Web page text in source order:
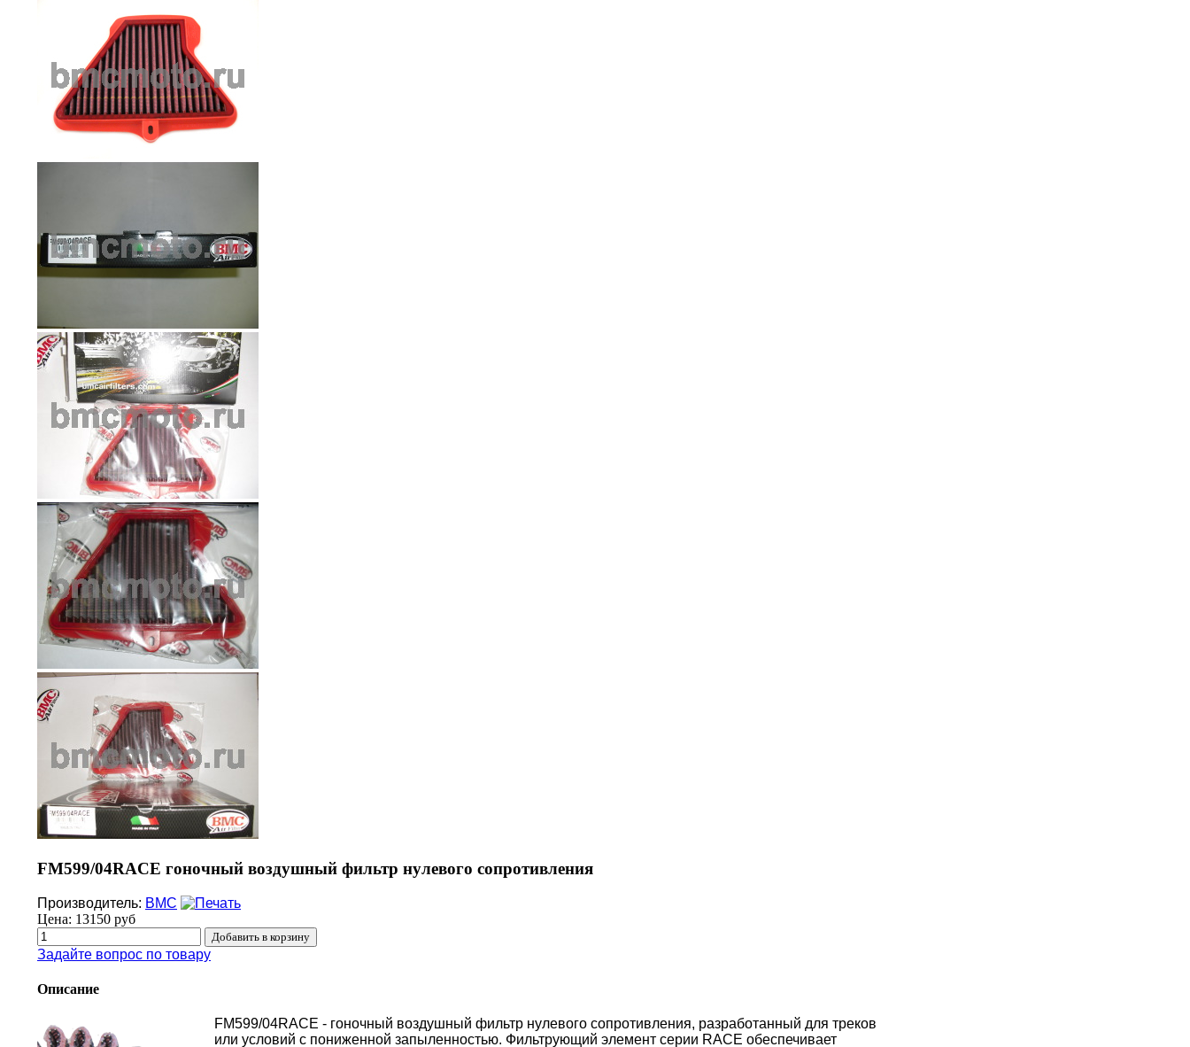
FM599/04RACE гоночный воздушный фильтр нулевого сопротивления
Производитель: BMC
Цена: 13150 руб
Задайте вопрос по товару
Описание
FM599/04RACE - гоночный воздушный фильтр нулевого сопротивления, разработанный для треков
или условий с пониженной запыленностью. Фильтрующий элемент серии RACE обеспечивает